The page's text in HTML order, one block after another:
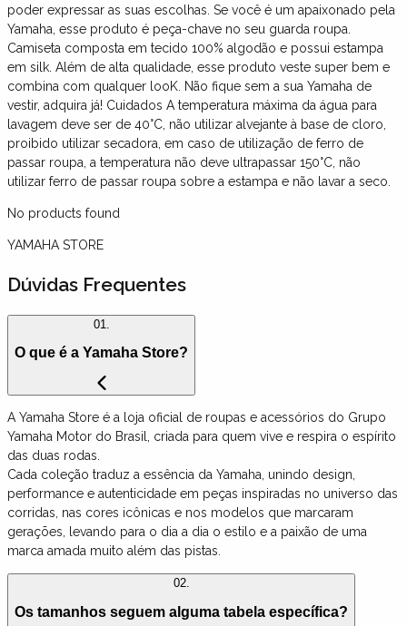
poder expressar as suas escolhas. Se você é um apaixonado pela
Yamaha, esse produto é peça-chave no seu guarda roupa.
Camiseta composta em tecido 100% algodão e possui estampa
em silk. Além de alta qualidade, esse produto veste super bem e
combina com qualquer looK. Não fique sem a sua Yamaha de
vestir, adquira já! Cuidados A temperatura máxima da água para
lavagem deve ser de 40°C, não utilizar alvejante à base de cloro,
proibido utilizar secadora, em caso de utilização de ferro de
passar roupa, a temperatura não deve ultrapassar 150°C, não
utilizar ferro de passar roupa sobre a estampa e não lavar a seco.
No products found
YAMAHA STORE
Dúvidas Frequentes
01.
O que é a Yamaha Store?
A Yamaha Store é a loja oficial de roupas e acessórios do Grupo
Yamaha Motor do Brasil, criada para quem vive e respira o espírito
das duas rodas.
Cada coleção traduz a essência da Yamaha, unindo design,
performance e autenticidade em peças inspiradas no universo das
corridas, nas cores icônicas e nos modelos que marcaram
gerações, levando para o dia a dia o estilo e a paixão de uma
marca amada muito além das pistas.
02.
Os tamanhos seguem alguma tabela específica?